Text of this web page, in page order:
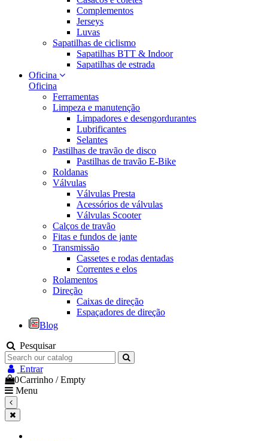
Complementos
Jerseys
Luvas
Sapatilhas de ciclismo
Sapatilhas BTT & Indoor
Sapatilhas de estrada
Oficina
Oficina
Ferramentas
Limpeza e manutenção
Limpadores e desengordurantes
Lubrificantes
Selantes
Pastilhas de travão de disco
Pastilhas de travão E-Bike
Roldanas
Válvulas
Válvulas Presta
Acessórios de válvulas
Válvulas Scooter
Calços de travão
Fitas e fundos de jante
Transmissão
Cassetes e rodas dentadas
Correntes e elos
Rolamentos
Direção
Caixas de direção
Espaçadores de direção
Blog
Pesquisar
Entrar
0Carrinho /Empty
Menu